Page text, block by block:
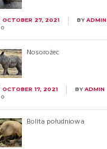
OCTOBER 27, 2021 BYADMIN
0
Nosorożec
OCTOBER 17, 2021 BYADMIN
0
Bolita południowa